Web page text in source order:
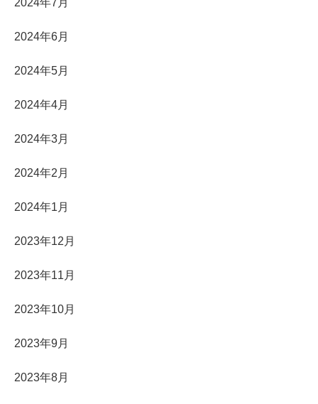
2024年6月
2024年5月
2024年4月
2024年3月
2024年2月
2024年1月
2023年12月
2023年11月
2023年10月
2023年9月
2023年8月